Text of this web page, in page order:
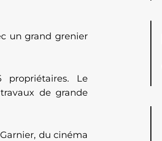
un grand grenier
Le
de grande
du cinéma